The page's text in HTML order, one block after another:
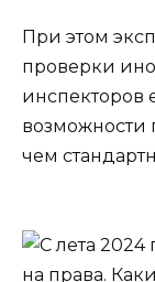
При этом
проверки
инспекторов
возможности
чем